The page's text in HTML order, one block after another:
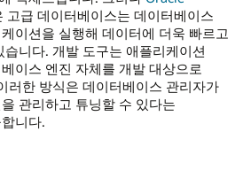
고급 데이터베이스는 데이터베이스
이션을 실행해 데이터에 더욱 빠르고
니다. 개발 도구는 애플리케이션
이스 엔진 자체를 개발 대상으로
러한 방식은 데이터베이스 관리자가
관리하고 튜닝할 수 있다는
니다.